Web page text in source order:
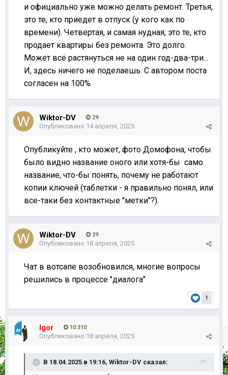
и официально уже можно делать ремонт. Третья,
это те, кто приедет в отпуск (у кого как по
времени). Четвертая, и самая нудная, это те, кто
продает квартиры без ремонта. Это долго.
Может всё растянуться не на один год-два-три...
И, здесь ничего не поделаешь. С автором поста
согласен на 100%
Wiktor-DV 29
Опубликовано 14 апреля, 2025
Опубликуйте , кто может, фото Домофона, чтобы
было видно название оного или хотя-бы само
название, что-бы понять, почему не работают
копии ключей (таблетки - я правильно понял, или
все-таки без контактные "метки"?).
Wiktor-DV 29
Опубликовано 18 апреля, 2025
Чат в вотсапе возобновился, многие вопросы
решились в процессе "диалога"
1
Igor 10 310
Опубликовано 18 апреля, 2025
В 18.04.2025 в 19:16, Wiktor-DV сказал: